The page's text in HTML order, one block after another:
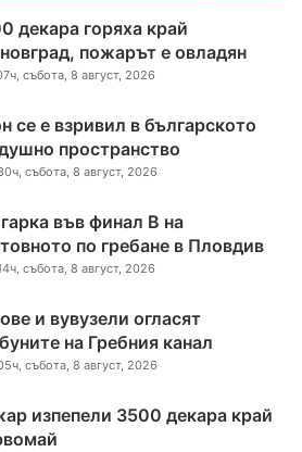
декара горяха край
пожарът е овладян
събота, 8 август, 2026
се е взривил в българското
пространство
събота, 8 август, 2026
във финал B на
по гребане в Пловдив
събота, 8 август, 2026
и вувузели огласят
на Гребния канал
събота, 8 август, 2026
изпепели 3500 декара край